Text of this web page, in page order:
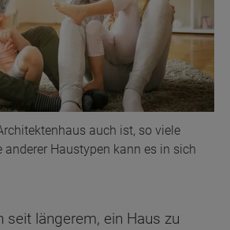
auch ist, so viele
anderer Haustypen kann es in sich
seit längerem, ein Haus zu